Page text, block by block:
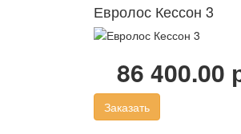
Евролос Кессон 3
86 400.00
Заказать